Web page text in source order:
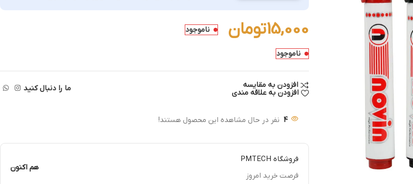
15,000تومان ناموجود
ناموجود
افزودن به مقایسه
افزودن به علاقه مندی
ما را دنبال کنید
4 نفر در حال مشاهده این محصول هستند!
فروشگاه PMTECH
فرصت خرید امروز
هم اکنون